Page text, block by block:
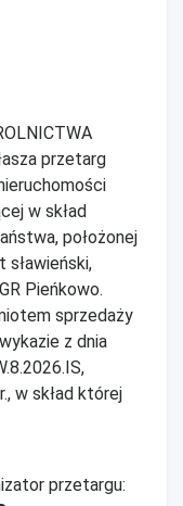
przetarg
w skład
położonej
Pieńkowo.
sprzedaży
z dnia
w skład której
przetargu: